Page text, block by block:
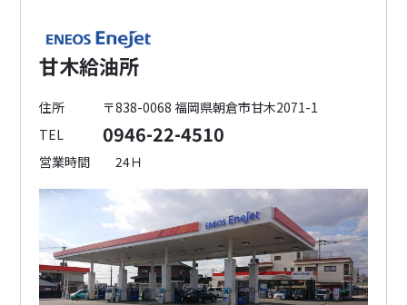
甘木給油所
住所
〒838-0068 福岡県朝倉市甘木2071-1
TEL
0946-22-4510
営業時間 24Ｈ